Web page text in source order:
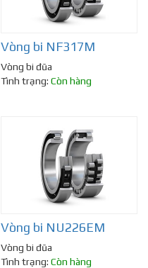
Vòng bi NF317M
Vòng bi đũa
Tình trạng: Còn hàng
Vòng bi NU226EM
Vòng bi đũa
Tình trạng: Còn hàng